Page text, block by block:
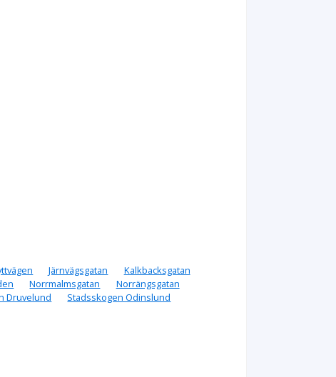
Järnvägsgatan
Kalkbacksgatan
Norrmalmsgatan
Norrängsgatan
Druvelund
Stadsskogen Odinslund